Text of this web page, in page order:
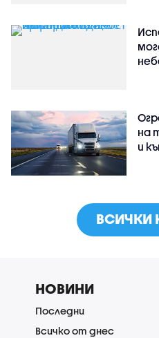
на
и
ВСИЧКИ
НОВИНИ
Последни
Всичко от днес